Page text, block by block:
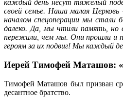
каждый день несут тяжёлый
своей семье. Наша малая
началом спецоперации мы стали
далеко. Да, мы чтили память, но
пережили, чем мы. Они прошли и
героям за их подвиг! Мы каждый
Иерей Тимофей Маташов:
Тимофей Маташов был призван
десантное братство.